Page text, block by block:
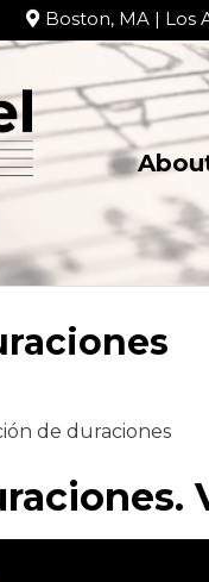
Boston, MA | Los
de duraciones